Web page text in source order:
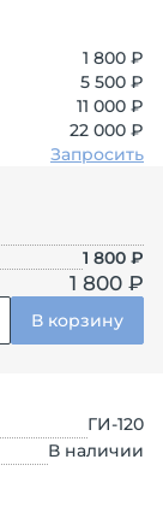
1 800 ₽
5 500 ₽
11 000 ₽
22 000 ₽
Запросить
1 800 ₽
1 800 ₽
В корзину
ГИ-120
В наличии